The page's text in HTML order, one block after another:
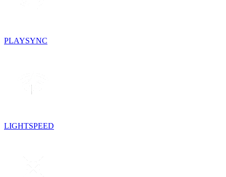
PLAYSYNC
LIGHTSPEED